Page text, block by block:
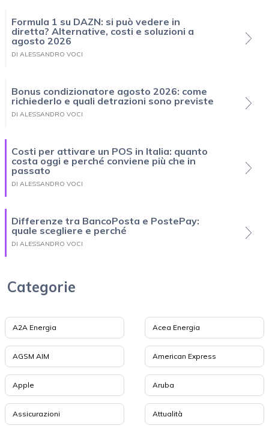
Formula 1 su DAZN: si può vedere in
diretta? Alternative, costi e soluzioni a
agosto 2026
DI ALESSANDRO VOCI
Bonus condizionatore agosto 2026: come
richiederlo e quali detrazioni sono previste
DI ALESSANDRO VOCI
Costi per attivare un POS in Italia: quanto
costa oggi e perché conviene più che in
passato
DI ALESSANDRO VOCI
Differenze tra BancoPosta e PostePay:
quale scegliere e perché
DI ALESSANDRO VOCI
Categorie
A2A Energia Acea Energia
AGSM AIM American Express
Apple Aruba
Assicurazioni Attualità